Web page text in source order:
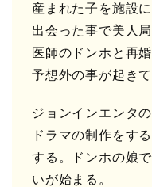
産まれた子を施設
出会った事で美人
医師のドンホと再
予想外の事が起きて
ジョンインエンタ
ドラマの制作をす
する。ドンホの娘
いが始まる。